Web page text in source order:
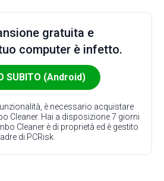
gratuita e
computer è infetto.
SUBITO (Android)
è necessario acquistare
Cleaner. Hai a disposizione 7 giorni
Cleaner è di proprietà ed è gestito
di PCRisk.